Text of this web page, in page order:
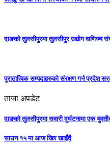
दाङको तुलसीपुरमा तुलसीपुर उद्योग वाणिज्य
पुरातात्विक सम्पदाहरुको संरक्षण गर्न प्रदेश
ताजा अपडेट
दाङको तुलसीपुरमा सवारी दुर्घटनामा एक
साउन १५ मा आज खिर खाइँदै